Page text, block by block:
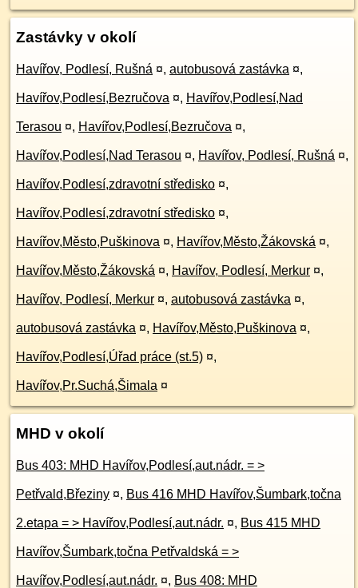
Zastávky v okolí
Havířov, Podlesí, Rušná ¤, autobusová zastávka ¤,
Havířov,Podlesí,Bezručova ¤, Havířov,Podlesí,Nad
Terasou ¤, Havířov,Podlesí,Bezručova ¤,
Havířov,Podlesí,Nad Terasou ¤, Havířov, Podlesí, Rušná ¤,
Havířov,Podlesí,zdravotní středisko ¤,
Havířov,Podlesí,zdravotní středisko ¤,
Havířov,Město,Puškinova ¤, Havířov,Město,Žákovská ¤,
Havířov,Město,Žákovská ¤, Havířov, Podlesí, Merkur ¤,
Havířov, Podlesí, Merkur ¤, autobusová zastávka ¤,
autobusová zastávka ¤, Havířov,Město,Puškinova ¤,
Havířov,Podlesí,Úřad práce (st.5) ¤,
Havířov,Pr.Suchá,Šimala ¤
MHD v okolí
Bus 403: MHD Havířov,Podlesí,aut.nádr. = >
Petřvald,Březiny ¤, Bus 416 MHD Havířov,Šumbark,točna
2.etapa = > Havířov,Podlesí,aut.nádr. ¤, Bus 415 MHD
Havířov,Šumbark,točna Petřvaldská = >
Havířov,Podlesí,aut.nádr. ¤, Bus 408: MHD